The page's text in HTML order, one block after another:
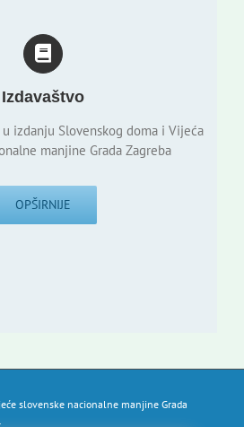
Izdavaštvo
izdanju Slovenskog doma i Vijeća
manjine Grada Zagreba
OPŠIRNIJE
slovenske nacionalne manjine Grada